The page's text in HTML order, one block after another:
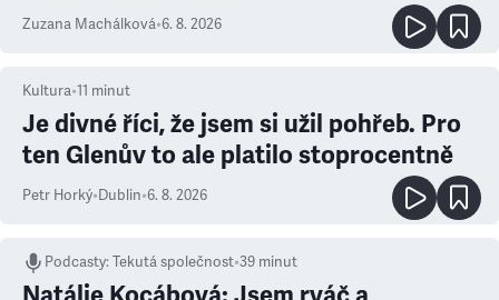
Zuzana Machálková•6. 8. 2026
Kultura•11 minut
Je divné říci, že jsem si užil pohřeb. Pro
ten Glenův to ale platilo stoprocentně
Petr Horký•Dublin•6. 8. 2026
Podcasty:Tekutá společnost•39 minut